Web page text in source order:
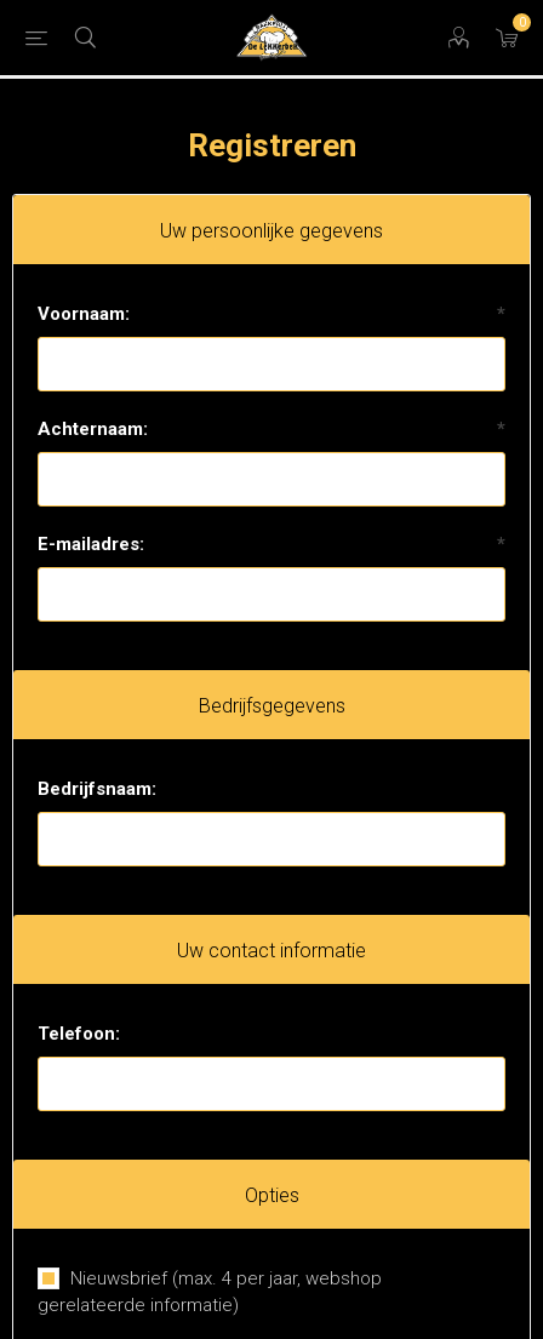
0
Registreren
Uw persoonlijke gegevens
Voornaam: *
Achternaam: *
E-mailadres: *
Bedrijfsgegevens
Bedrijfsnaam:
Uw contact informatie
Telefoon:
Opties
Nieuwsbrief (max. 4 per jaar, webshop
gerelateerde informatie)